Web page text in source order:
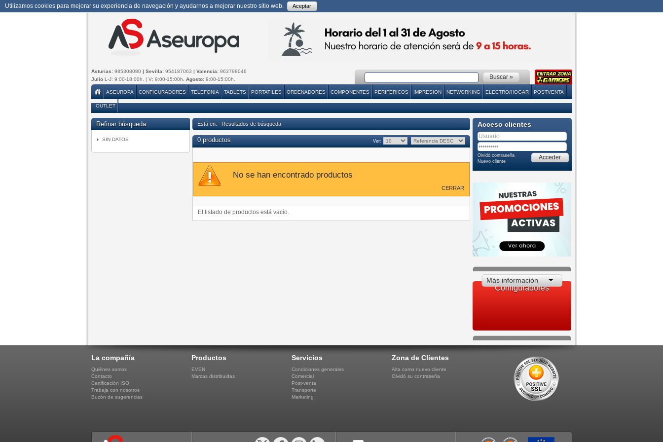
Utilizamos cookies para mejorar su experiencia de navegación y ayudarnos a mejorar nuestro sitio web. Aceptar
Asturias: 985308080 | Sevilla: 954187063 | Valencia: 963798046
JulioL-J: 9:00-18:00h. | V: 9:00-15:00h. Agosto:9:00-15:00h.
ASEUROPA CONFIGURADORES TELEFONIA TABLETS PORTATILES ORDENADORES COMPONENTES PERIFERICOS IMPRESION NETWORKING ELECTRO/HOGAR POSTVENTA
OUTLET
Refinar búsqueda
SIN DATOS
Está en: Resultados de búsqueda
0 productos Ver:
No se han encontrado productos
CERRAR
El listado de productos está vacío.
Acceso clientes
Olvidó contraseña
Nuevo cliente
Configuradores
Más información
La compañía
Quiénes somos
Contacto
Certificación ISO
Trabaja con nosotros
Buzón de sugerencias
Productos
EVEN
Marcas distribuidas
Servicios
Condiciones generales
Comercial
Post-venta
Transporte
Marketing
Zona de Clientes
Alta como nuevo cliente
Olvidó su contraseña